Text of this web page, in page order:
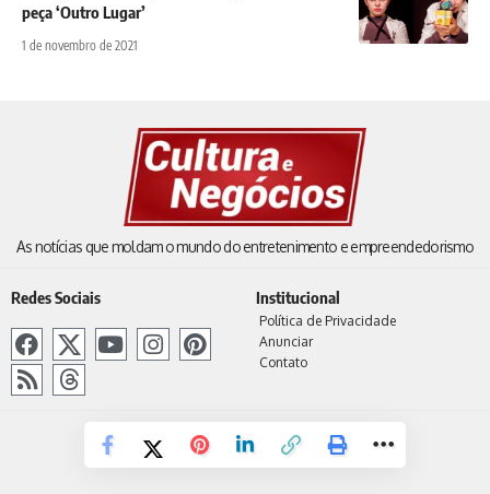
peça ‘Outro Lugar’
1 de novembro de 2021
As notícias que moldam o mundo do entretenimento e empreendedorismo
Redes Sociais Institucional
Política de Privacidade
Anunciar
Contato